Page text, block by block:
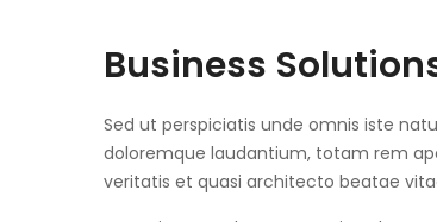
Business
Sed ut perspiciatis unde omnis iste
doloremque laudantium, totam rem
veritatis et quasi architecto beatae